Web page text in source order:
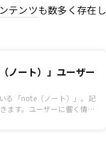
テンツも数多く存在し
ノート）」ユーザー
る「note（ノート）」。記
ます。ユーザーに響く情報